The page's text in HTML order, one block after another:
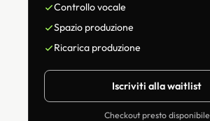
Controllo vocale
Spazio produzione
Ricarica produzione
Iscriviti alla waitlist
Checkout presto disponibile